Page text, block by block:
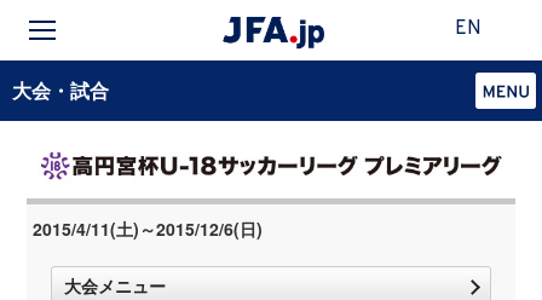
EN
大会・試合
2015/4/11(土)～2015/12/6(日)
大会メニュー